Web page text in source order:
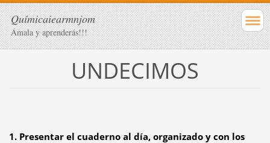
Químicaiearmnjom
Ámala y aprenderás!!!
UNDECIMOS
1. Presentar el cuaderno al día, organizado y con los